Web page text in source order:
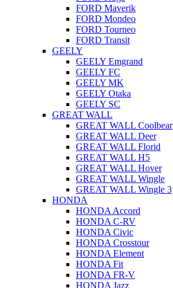
FORD Maverik
FORD Mondeo
FORD Tourneo
FORD Transit
GEELY
GEELY Emgrand
GEELY FC
GEELY MK
GEELY Otaka
GEELY SC
GREAT WALL
GREAT WALL Coolbear
GREAT WALL Deer
GREAT WALL Florid
GREAT WALL H5
GREAT WALL Hover
GREAT WALL Wingle
GREAT WALL Wingle 3
HONDA
HONDA Accord
HONDA C-RV
HONDA Civic
HONDA Crosstour
HONDA Element
HONDA Fit
HONDA FR-V
HONDA Jazz